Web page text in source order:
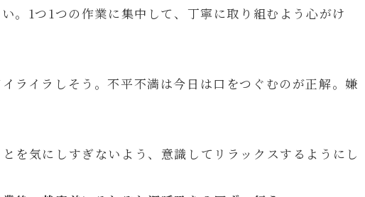
。1つ1つの作業に集中して、丁寧に取り組むよう心がけ
ライラしそう。不平不満は今日は口をつぐむのが正解。嫌
を気にしすぎないよう、意識してリラックスするようにし